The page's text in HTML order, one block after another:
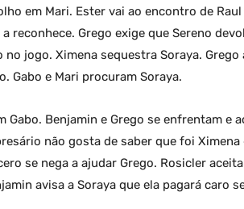
em Mari. Ester vai ao encontro de Raul
reconhece. Grego exige que Sereno
jogo. Ximena sequestra Soraya. Grego
Gabo e Mari procuram Soraya.
Gabo. Benjamin e Grego se enfrentam e
não gosta de saber que foi Ximena
se nega a ajudar Grego. Rosicler
avisa a Soraya que ela pagará caro